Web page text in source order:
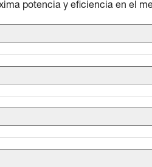
potencia y eficiencia en el